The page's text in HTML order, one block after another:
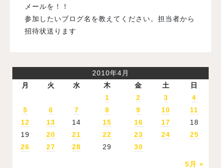
メールを！！
参加したいブログ名を教えてください。担当者から
招待状送ります
2010年4月
月
火 水 木 金 土 日
5月 »
1 2 3
4
5
6 7 8 9 10
11
12
13 14 15 16 17
18
19
20 21 22 23 24
25
26
27 28 29 30